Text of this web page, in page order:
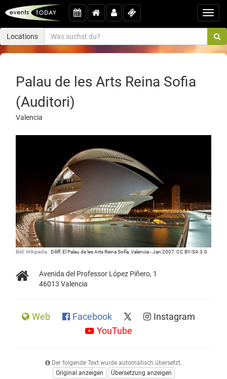
Locations
Palau de les Arts Reina Sofia
(Auditori)
Valencia
Bild: Wikipedia · Diliff, El Palau de les Arts Reina Sofía, Valencia - Jan 2007 CC BY-SA 3.0
Avenida del Professor López Piñero, 1
46013 Valencia
Web Facebook
Instagram
YouTube
Der folgende Text wurde automatisch übersetzt.
Original anzeigen
Übersetzung anzeigen